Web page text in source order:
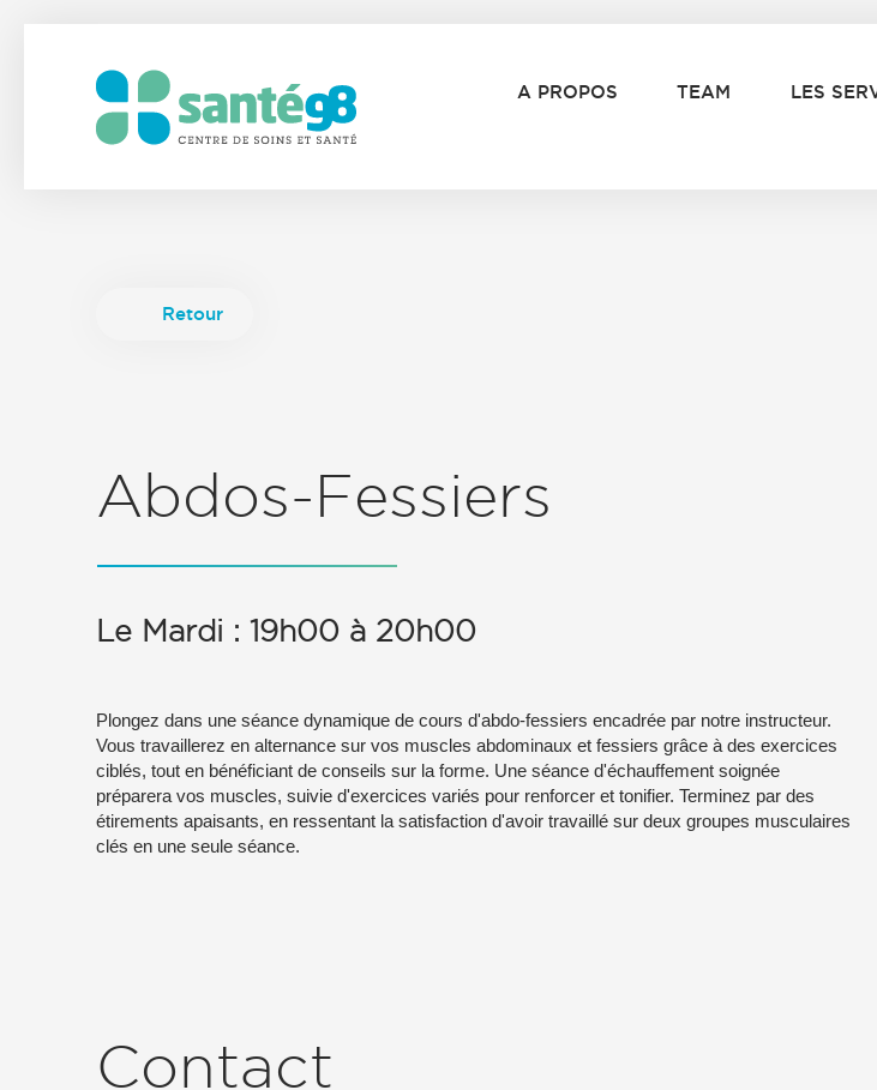
A PROPOS TEAM LES
Retour
Abdos-Fessiers
Le Mardi : 19h00 à 20h00
Plongez dans une séance dynamique de cours d'abdo-fessiers encadrée par notre instructeur.
Vous travaillerez en alternance sur vos muscles abdominaux et fessiers grâce à des exercices
ciblés, tout en bénéficiant de conseils sur la forme. Une séance d'échauffement soignée
préparera vos muscles, suivie d'exercices variés pour renforcer et tonifier. Terminez par des
étirements apaisants, en ressentant la satisfaction d'avoir travaillé sur deux groupes musculaires
clés en une seule séance.
Contact